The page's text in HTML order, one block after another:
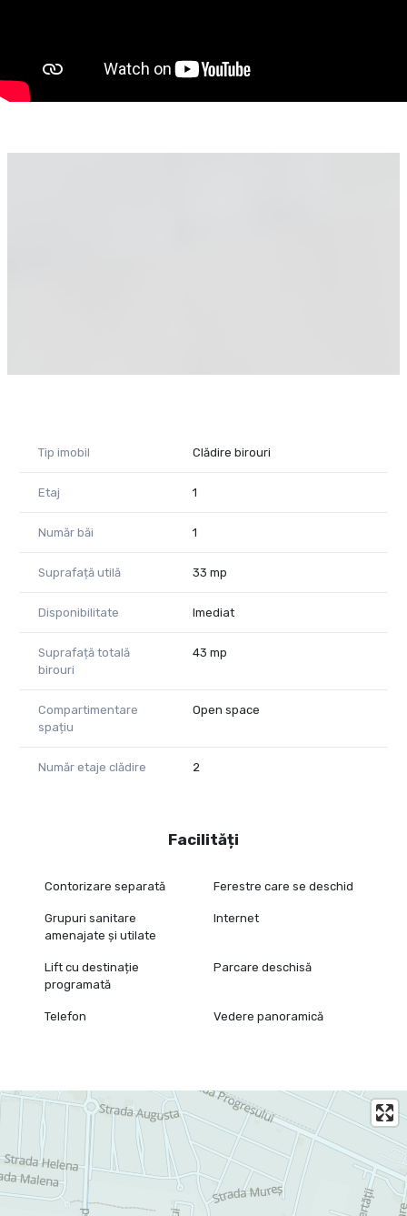
Tip imobil Clădire birouri
Etaj 1
Număr băi 1
Suprafață utilă 33 mp
Disponibilitate Imediat
Suprafață totală
birouri
43 mp
Compartimentare
spațiu
Open space
Număr etaje clădire 2
Facilități
Contorizare separată Ferestre care se deschid
Grupuri sanitare
amenajate și utilate
Internet
Lift cu destinație
programată
Parcare deschisă
Telefon Vedere panoramică